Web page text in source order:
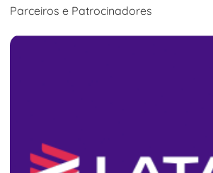
Parceiros e Patrocinadores